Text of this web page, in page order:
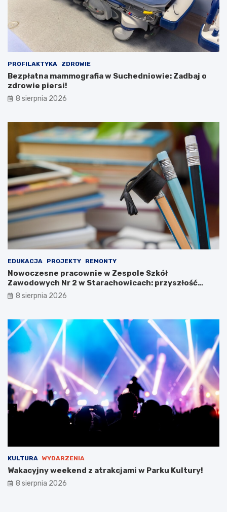
s
t
w
a
l
K
u
l
d
o
w
e
j
2
0
2
3
u
r
!
PROFILAKTYKA ZDROWIE
Bezpłatna mammografia w Suchedniowie: Zadbaj o
zdrowie piersi!
8 sierpnia 2026
EDUKACJA PROJEKTY REMONTY
Nowoczesne pracownie w Zespole Szkół
Zawodowych Nr 2 w Starachowicach: przyszłość
kształcenia zawodowego
8 sierpnia 2026
KULTURA WYDARZENIA
Wakacyjny weekend z atrakcjami w Parku Kultury!
8 sierpnia 2026